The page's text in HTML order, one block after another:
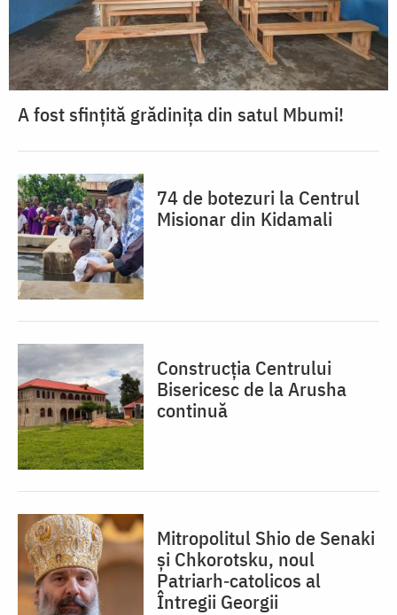
A fost sfințită grădinița din satul Mbumi!
74 de botezuri la Centrul
Misionar din Kidamali
Construcția Centrului
Bisericesc de la Arusha
continuă
Mitropolitul Shio de Senaki
și Chkorotsku, noul
Patriarh‑catolicos al
Întregii Georgii